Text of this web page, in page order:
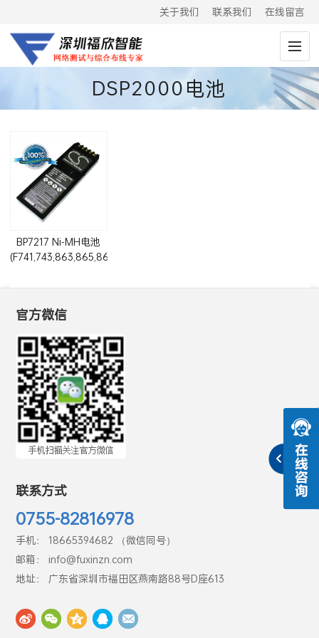
关于我们 联系我们 在线留言
DSP2000电池
BP7217 Ni-MH电池
(F741,743,863,865,867,DSP100,DSP2000
官方微信
联系方式
0755-82816978
手机： 18665394682 （微信同号）
邮箱： info@fuxinzn.com
地址： 广东省深圳市福田区燕南路88号D座613